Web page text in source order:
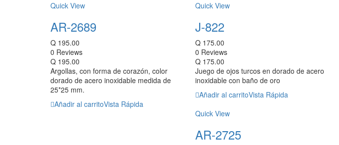
Quick View
AR-2689
Q 195.00
0 Reviews
Q 195.00
Argollas, con forma de corazón, color
dorado de acero inoxidable medida de
25*25 mm.
Añadir al carritoVista Rápida
Quick View
J-822
Q175.00
0 Reviews
Q175.00
Juego de ojos turcos en dorado de acero
inoxidable con baño de oro
Añadir al carritoVista Rápida
Quick View
AR-2725